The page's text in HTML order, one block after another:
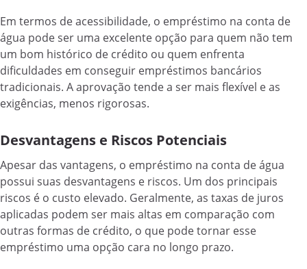
Em termos de acessibilidade, o empréstimo na conta de
água pode ser uma excelente opção para quem não tem
um bom histórico de crédito ou quem enfrenta
dificuldades em conseguir empréstimos bancários
tradicionais. A aprovação tende a ser mais flexível e as
exigências, menos rigorosas.
Desvantagens e Riscos Potenciais
Apesar das vantagens, o empréstimo na conta de água
possui suas desvantagens e riscos. Um dos principais
riscos é o custo elevado. Geralmente, as taxas de juros
aplicadas podem ser mais altas em comparação com
outras formas de crédito, o que pode tornar esse
empréstimo uma opção cara no longo prazo.